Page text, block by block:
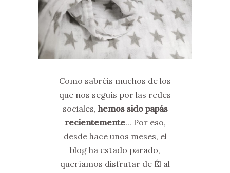
Como sabréis muchos de los
que nos seguís por las redes
sociales, hemos sido papás
recientemente... Por eso,
desde hace unos meses, el
blog ha estado parado,
queríamos disfrutar de Él al